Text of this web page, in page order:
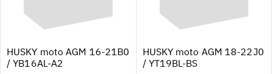
HUSKY moto AGM 16-21B0
/ YB16AL-A2
HUSKY moto AGM 18-22J0
/ YT19BL-BS